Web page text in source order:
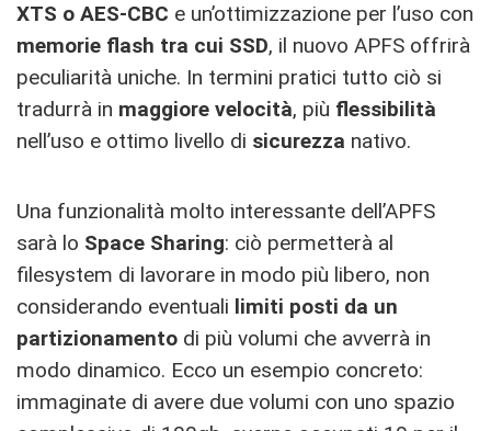
XTS o AES-CBC e un’ottimizzazione per l’uso con
memorie flash tra cui SSD, il nuovo APFS offrirà
peculiarità uniche. In termini pratici tutto ciò si
tradurrà in maggiore velocità, più flessibilità
nell’uso e ottimo livello di sicurezza nativo.
Una funzionalità molto interessante dell’APFS
sarà lo Space Sharing: ciò permetterà al
filesystem di lavorare in modo più libero, non
considerando eventuali limiti posti da un
partizionamento di più volumi che avverrà in
modo dinamico. Ecco un esempio concreto:
immaginate di avere due volumi con uno spazio